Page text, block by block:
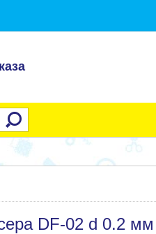
DF-02 d 0.2